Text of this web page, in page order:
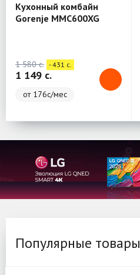
Кухонный комбайн
Gorenje MMC600XG
1 580 c. - 431 c.
1 149 c.
от 176с/мес
Популярные товары